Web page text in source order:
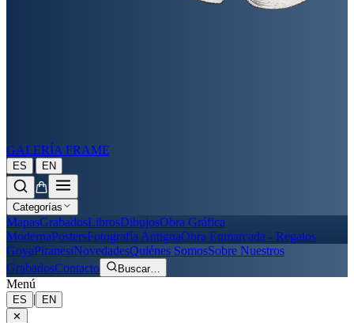
GALERÍA FRAME
ES | EN
Categorías
MapasGrabadosLibrosDibujosObra Gráfica
ModernaPostersFotografía AntiguaObra Enmarcada - Regalos
GoyaPiranesiNovedadesQuiénes SomosSobre Nuestros
GrabadosContacto Buscar…
Menú
ES |
EN
✕